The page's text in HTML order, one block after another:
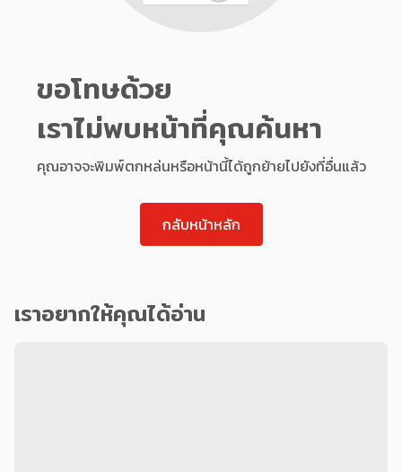
ขอโทษด้วย
เราไม่พบหน้าที่คุณค้นหา
คุณอาจจะพิมพ์ตกหล่นหรือหน้านี้ได้ถูกย้ายไปยังที่อื่นแล้ว
กลับหน้าหลัก
เราอยากให้คุณได้อ่าน